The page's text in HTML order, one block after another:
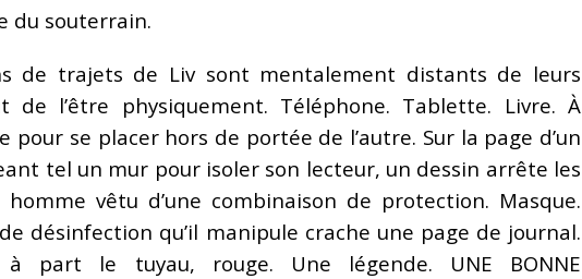
du souterrain.
de trajets de Liv sont mentalement distants de leurs
de l’être physiquement. Téléphone. Tablette. Livre. À
pour se placer hors de portée de l’autre. Sur la page d’un
tel un mur pour isoler son lecteur, un dessin arrête les
vêtu d’une combinaison de protection. Masque.
désinfection qu’il manipule crache une page de journal.
part le tuyau, rouge. Une légende. UNE BONNE